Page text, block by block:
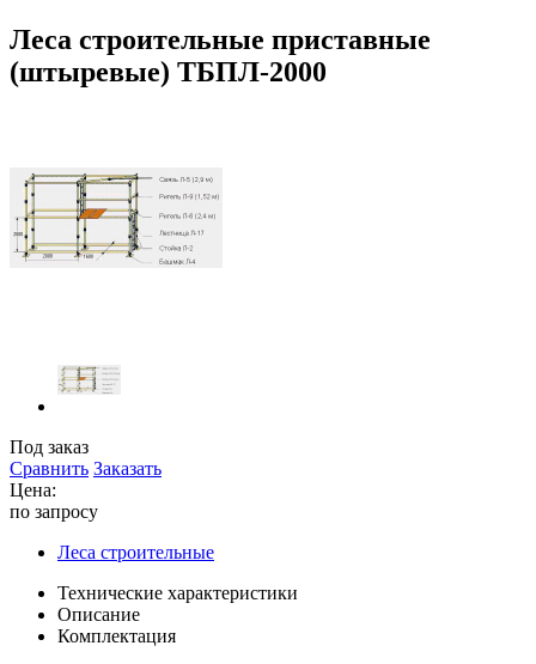
Леса строительные приставные
(штыревые) ТБПЛ-2000
Под заказ
Сравнить Заказать
Цена:
по запросу
Леса строительные
Технические характеристики
Описание
Комплектация